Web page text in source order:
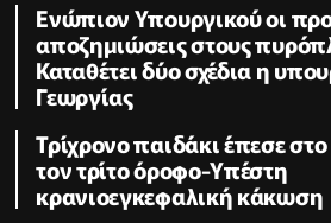
Ενώπιον Υπουργικού οι
αποζημιώσεις στους
Καταθέτει δύο σχέδια η
Γεωργίας
Τρίχρονο παιδάκι έπεσε
τον τρίτο όροφο-Υπέστη
κρανιοεγκεφαλική κάκωση